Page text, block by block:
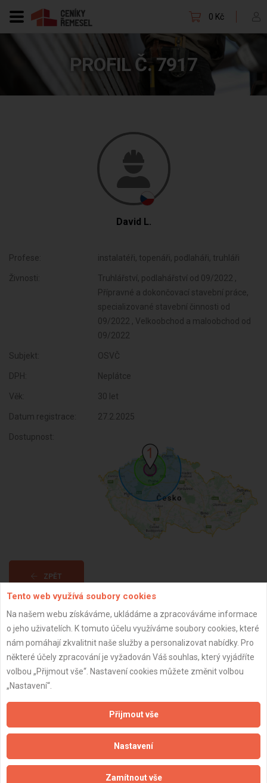
0 Kč
PROFIL Č. 7917
David L.
Profese: instalatéři, topenáři, podlaháři, truhláři
Živnosti:
Truhlářství, podlahářství od 09/2022 ,
Přípravné a dokončovací stavební práce,
specializované stavební činnosti od
09/2022 , Velkoobchod a maloobchod od
09/2022
Subjekt: OSVČ
DPH: Neplátce
Věk: 30 let
Datum registrace: 27.2.2025
Dostupnost:
ZPĚT
Aktualizováno z portálu ARES dne 27.02.2025 14:25:31
Naše firmy a řemeslníci
Zpracování a ochrana osobních údajů
Zásady pro používání souborů cookie
Tento web využívá soubory cookies
Na našem webu získáváme, ukládáme a zpracováváme informace
o jeho uživatelích. K tomuto účelu využíváme soubory cookies, které
nám pomáhají zkvalitnit naše služby a personalizovat nabídky. Pro
některé účely zpracování je vyžadován Váš souhlas, který vyjádříte
volbou „Přijmout vše“. Nastavení cookies můžete změnit volbou
„Nastavení“.
Přijmout vše
Nastavení
Zamítnout vše